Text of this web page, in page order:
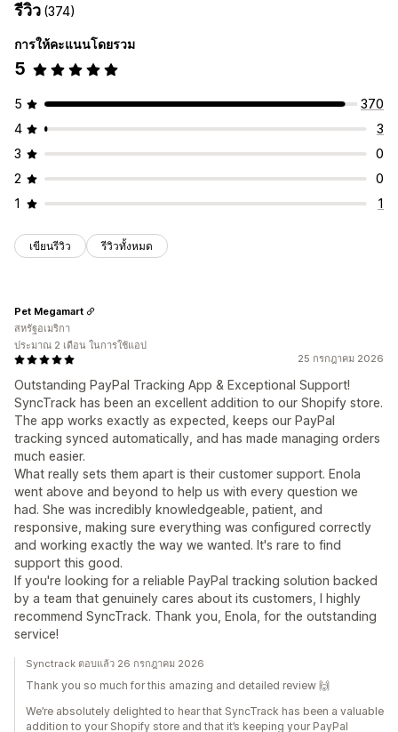
รีวิว (374)
การให้คะแนนโดยรวม
5
5
370
4
3
3
0
2
0
1
1
เขียนรีวิว รีวิวทั้งหมด
25 กรกฎาคม 2026
Outstanding PayPal Tracking App & Exceptional Support!
SyncTrack has been an excellent addition to our Shopify store.
The app works exactly as expected, keeps our PayPal
tracking synced automatically, and has made managing orders
much easier.
What really sets them apart is their customer support. Enola
went above and beyond to help us with every question we
had. She was incredibly knowledgeable, patient, and
responsive, making sure everything was configured correctly
and working exactly the way we wanted. It's rare to find
support this good.
If you're looking for a reliable PayPal tracking solution backed
by a team that genuinely cares about its customers, I highly
recommend SyncTrack. Thank you, Enola, for the outstanding
service!
Pet Megamart
สหรัฐอเมริกา
ประมาณ 2 เดือน ในการใช้แอป
Synctrack ตอบแล้ว 26 กรกฎาคม 2026
Thank you so much for this amazing and detailed review 🙌
We’re absolutely delighted to hear that SyncTrack has been a valuable
addition to your Shopify store and that it’s keeping your PayPal